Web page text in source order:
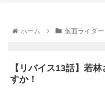
ホーム 仮面ライダ
【リバイス13話】若
すか！